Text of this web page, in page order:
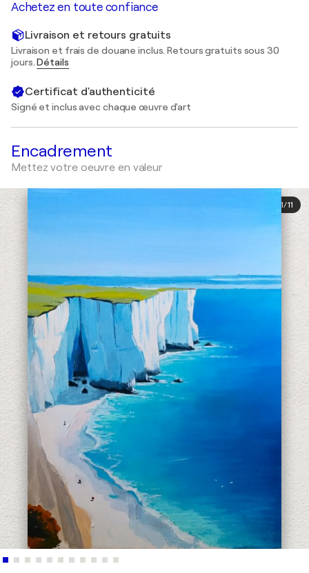
Achetez en toute confiance
Livraison et retours gratuits
Livraison et frais de douane inclus. Retours gratuits sous 30
jours.Détails
Certificat d'authenticité
Signé et inclus avec chaque œuvre d'art
Encadrement
Mettez votre oeuvre en valeur
1/11